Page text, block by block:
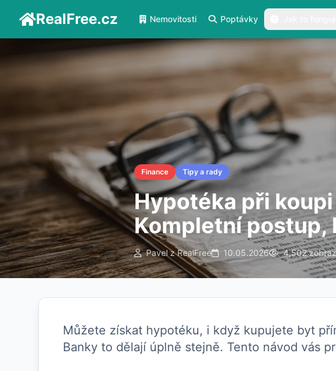
RealFree.cz Nemovitosti Poptávky
Finance Tipy a rady
Hypotéka při
Kompletní postup,
Pavel z RealFree 10.05.2026 4,502
Můžete získat hypotéku, i když kupujete byt
Banky to dělají úplně stejně. Tento návod vás